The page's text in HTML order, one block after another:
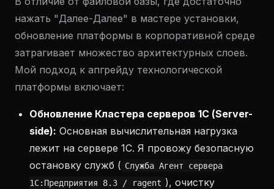
нажать "Далее-Далее" в мастере установки,
обновление платформы в корпоративной среде
затрагивает множество архитектурных слоев.
Мой подход к апгрейду технологической
платформы включает:
Обновление Кластера серверов 1С (Server-
side): Основная вычислительная нагрузка
лежит на сервере 1С. Я провожу безопасную
остановку служб ( Служба Агент сервера
1С:Предприятия 8.3 / ragent ), очистку